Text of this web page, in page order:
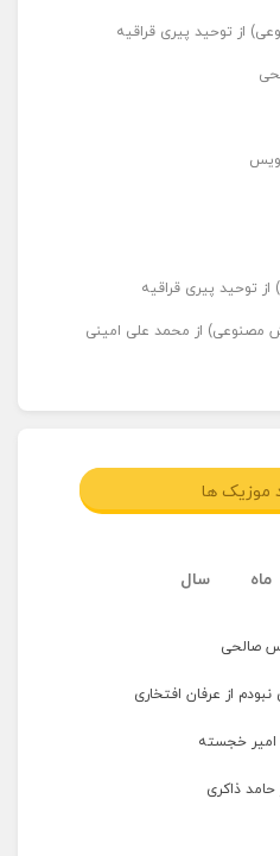
از توحید پیری قراقیه
ویس
توحید پیری قراقیه
مصنوعی) از محمد علی امینی
موزیک ها
ماه سال
صالحی
از عرفان افتخاری
ذاکری